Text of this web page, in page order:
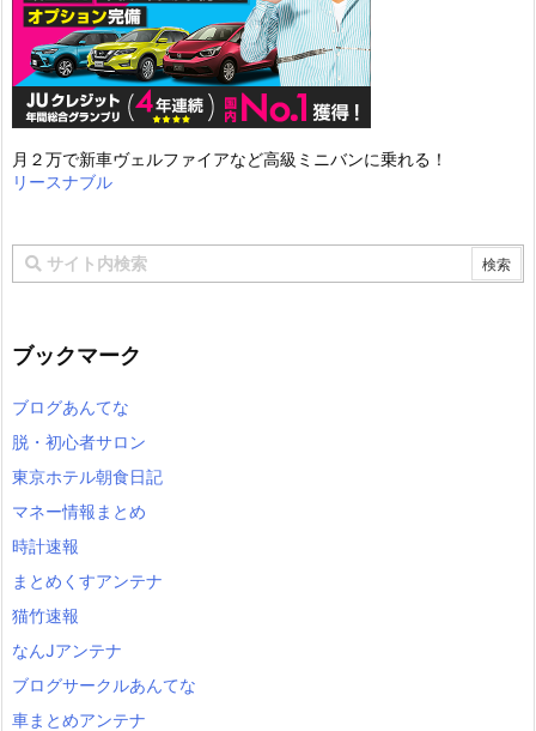
月２万で新車ヴェルファイアなど高級ミニバンに乗れる！
リースナブル
ブックマーク
ブログあんてな
脱・初心者サロン
東京ホテル朝食日記
マネー情報まとめ
時計速報
まとめくすアンテナ
猫竹速報
なんJアンテナ
ブログサークルあんてな
車まとめアンテナ